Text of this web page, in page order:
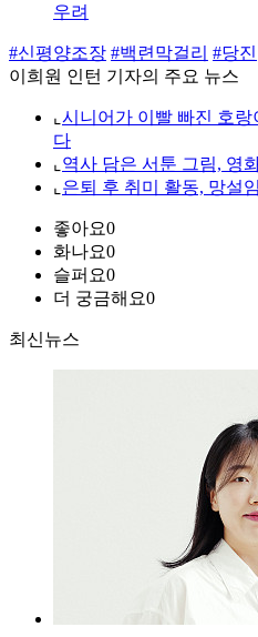
우려
#신평양조장 #백련막걸리 #당진
이희원 인턴 기자의 주요 뉴스
⌞ 시니어가 이빨 빠진 호
다
⌞ 역사 담은 서툰 그림, 영
⌞ 은퇴 후 취미 활동, 망설
좋아요0
화나요0
슬퍼요0
더 궁금해요0
최신뉴스